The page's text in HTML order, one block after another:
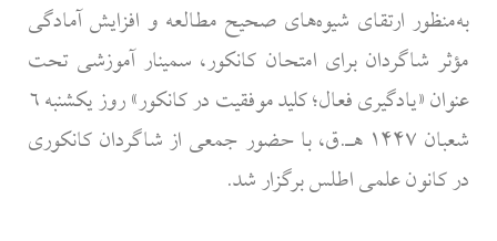
به‌منظور ارتقای شیوه‌های صحیح مطالعه و افزایش آمادگی
مؤثر شاگردان برای امتحان کانکور، سمینار آموزشی تحت
عنوان «یادگیری فعال؛ کلید موفقیت در کانکور» روز یکشنبه ۶
شعبان ۱۴۴۷ هـ.ق، با حضور جمعی از شاگردان کانکوری
در کانون علمی اطلس برگزار شد.